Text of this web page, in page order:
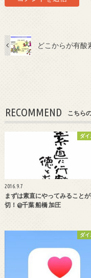
どこからが有酸
RECOMMEND こちら
ダイ
2016.9.7
まずは素直にやってみること
切！@千葉 船橋 加圧
ダイ